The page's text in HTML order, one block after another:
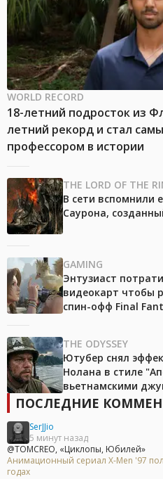
WORLD RECORD
18-летний подросток из
летний рекорд и стал
профессором в истории
THE LORD OF THE
В сети вспомнили
Саурона,
GAMING
Энтузиаст
видеокарт чтобы
спин-офф Final
THE ODYSSEY
Ютубер снял
Нолана в стиле
вьетнамскими
ПОСЛЕДНИЕ
SerJJio
5 минут назад
@TOMCREO, «Циклопы, Юбилей»
Анимационный сериал X-Men '97
годах